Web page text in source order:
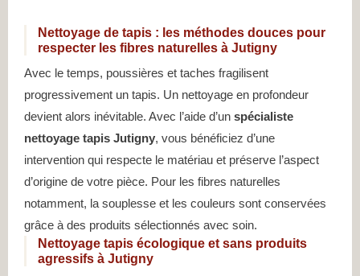
Nettoyage de tapis : les méthodes douces pour
respecter les fibres naturelles à Jutigny
Avec le temps, poussières et taches fragilisent
progressivement un tapis. Un nettoyage en profondeur
devient alors inévitable. Avec l’aide d’un spécialiste
nettoyage tapis Jutigny, vous bénéficiez d’une
intervention qui respecte le matériau et préserve l’aspect
d’origine de votre pièce. Pour les fibres naturelles
notamment, la souplesse et les couleurs sont conservées
grâce à des produits sélectionnés avec soin.
Nettoyage tapis écologique et sans produits
agressifs à Jutigny